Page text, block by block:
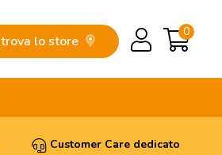
trova lo store
0
Customer Care dedicato